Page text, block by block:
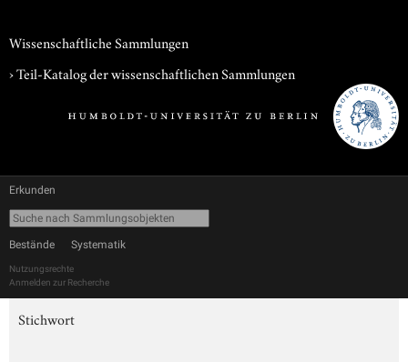
Wissenschaftliche Sammlungen
› Teil-Katalog der wissenschaftlichen Sammlungen
Erkunden
Bestände Systematik
Nutzungsrechte
Anmelden zur Recherche
Stichwort